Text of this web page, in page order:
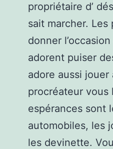
propriétaire d’
sait marcher.
donner
adorent puiser
adore aussi
procréateur vous
espérances sont
automobiles, les
les devinette.